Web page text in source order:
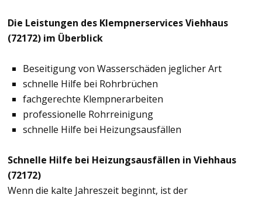
Die Leistungen des Klempnerservices Viehhaus
(72172) im Überblick
Beseitigung von Wasserschäden jeglicher Art
schnelle Hilfe bei Rohrbrüchen
fachgerechte Klempnerarbeiten
professionelle Rohrreinigung
schnelle Hilfe bei Heizungsausfällen
Schnelle Hilfe bei Heizungsausfällen in Viehhaus
(72172)
Wenn die kalte Jahreszeit beginnt, ist der